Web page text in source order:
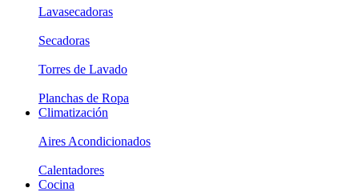
Lavasecadoras
Secadoras
Torres de Lavado
Planchas de Ropa
Climatización
Aires Acondicionados
Calentadores
Cocina